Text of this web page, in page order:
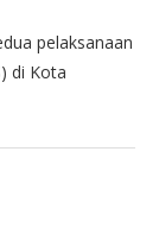
pelaksanaan
di Kota